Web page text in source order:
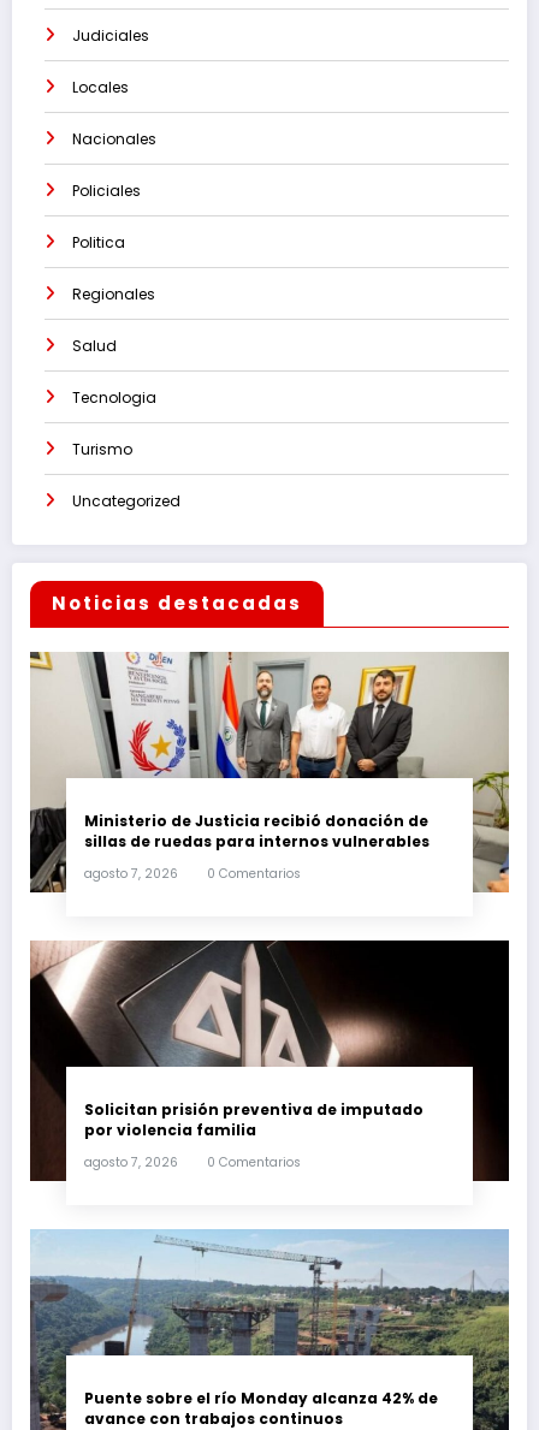
Judiciales
Locales
Nacionales
Policiales
Politica
Regionales
Salud
Tecnologia
Turismo
Uncategorized
Noticias destacadas
Ministerio de Justicia recibió donación de
sillas de ruedas para internos vulnerables
agosto 7, 2026 0 Comentarios
Solicitan prisión preventiva de imputado
por violencia familia
agosto 7, 2026 0 Comentarios
Puente sobre el río Monday alcanza 42% de
avance con trabajos continuos